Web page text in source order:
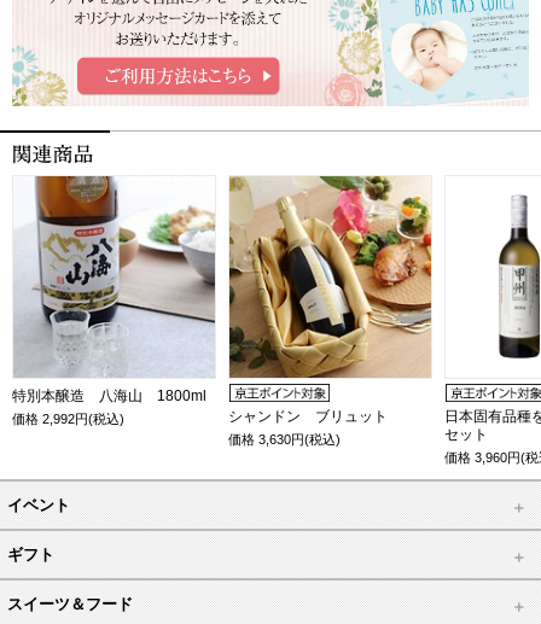
特別本醸造 八海山 1800ml
価格 2,992円(税込) シャンドン ブリュット
価格3,630円(税込)
日本固有品種
セット
価格3,960円(
イベント
ギフト
スイーツ＆フード